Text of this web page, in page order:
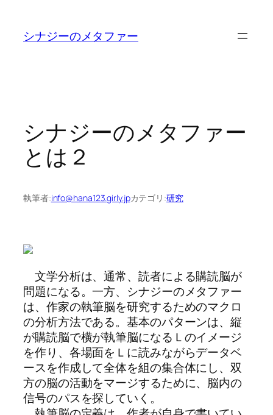
シナジーのメタファー
シナジーのメタファー
とは２
執筆者:info@hana123.girly.jpカテゴリ:研究
文学分析は、通常、読者による購読脳が
問題になる。一方、シナジーのメタファー
は、作家の執筆脳を研究するためのマクロ
の分析方法である。基本のパターンは、縦
が購読脳で横が執筆脳になるＬのイメージ
を作り、各場面をＬに読みながらデータベ
ースを作成して全体を組の集合体にし、双
方の脳の活動をマージするために、脳内の
信号のパスを探していく。